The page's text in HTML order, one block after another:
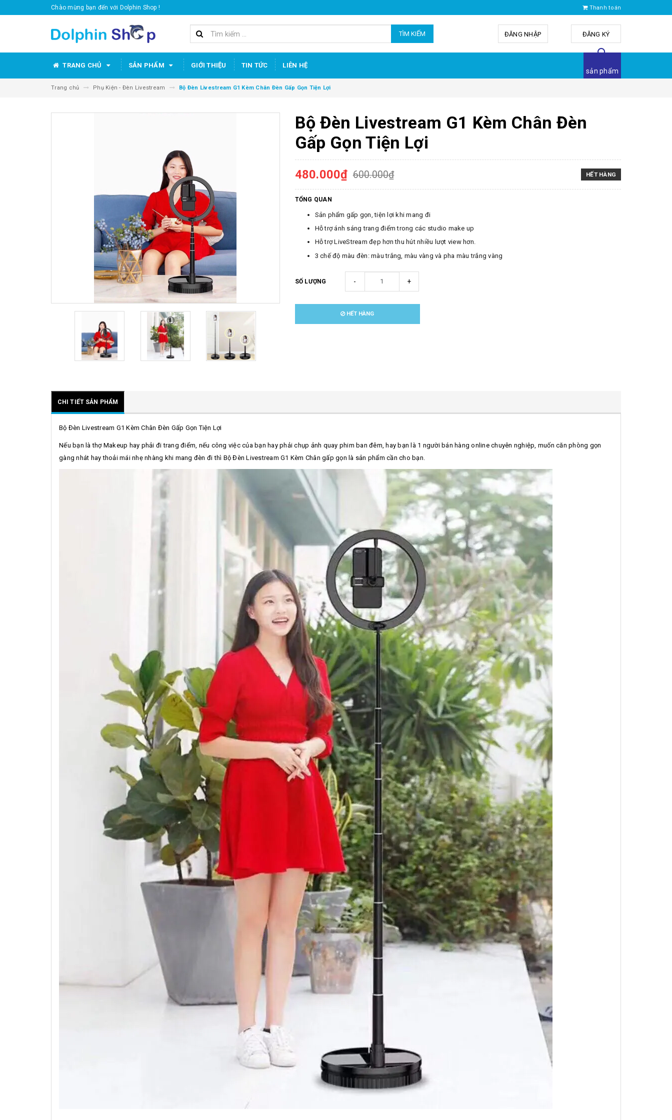
Chào mừng bạn đến với Dolphin Shop ! Thanh toán
TÌM KIẾM ĐĂNG NHẬP ĐĂNG KÝ
TRANG CHỦ SẢN PHẨM GIỚI THIỆU TIN TỨC LIÊN HỆ
sản phẩm
Trang chủ Phụ Kiện - Đèn Livestream Bộ Đèn Livestream G1 Kèm Chân Đèn Gấp Gọn Tiện Lợi
Bộ Đèn Livestream G1 Kèm Chân Đèn
Gấp Gọn Tiện Lợi
480.000₫ 600.000₫ HẾT HÀNG
TỔNG QUAN
Sản phẩm gấp gọn, tiện lợi khi mang đi
Hỗ trợ ánh sáng trang điểm trong các studio make up
Hỗ trợ LiveStream đẹp hơn thu hút nhiều lượt view hơn.
3 chế độ màu đèn: màu trắng, màu vàng và pha màu trắng vàng
SỐ LƯỢNG - +
HẾT HÀNG
CHI TIẾT SẢN PHẨM
Bộ Đèn Livestream G1 Kèm Chân Đèn Gấp Gọn Tiện Lợi
Nếu bạn là thợ Makeup hay phải đi trang điểm, nếu công việc của bạn hay phải chụp ảnh quay phim ban đêm, hay bạn là 1 người bán hàng online chuyên nghiệp, muốn căn phòng gọn
gàng nhát hay thoải mái nhẹ nhàng khi mang đèn đi thì Bộ Đèn Livestream G1 Kèm Chân gấp gọn là sản phẩm cần cho bạn.